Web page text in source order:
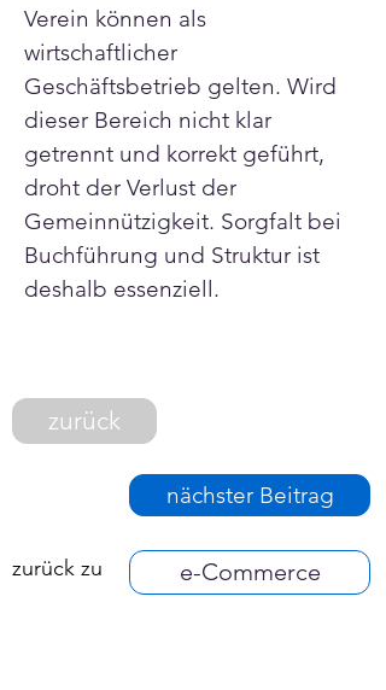
Verein können als
wirtschaftlicher
Geschäftsbetrieb gelten. Wird
dieser Bereich nicht klar
getrennt und korrekt geführt,
droht der Verlust der
Gemeinnützigkeit. Sorgfalt bei
Buchführung und Struktur ist
deshalb essenziell.
zurück
nächster Beitrag
zurück zu e-Commerce